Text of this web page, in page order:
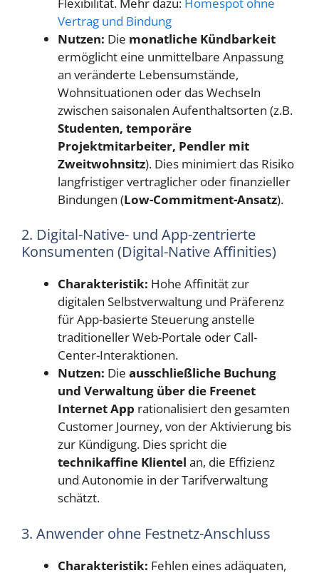
Vertrag und Bindung
Nutzen: Die monatliche Kündbarkeit
ermöglicht eine unmittelbare Anpassung
an veränderte Lebensumstände,
Wohnsituationen oder das Wechseln
zwischen saisonalen Aufenthaltsorten (z.B.
Studenten, temporäre
Projektmitarbeiter, Pendler mit
Zweitwohnsitz). Dies minimiert das Risiko
langfristiger vertraglicher oder finanzieller
Bindungen (Low-Commitment-Ansatz).
2. Digital-Native- und App-zentrierte
Konsumenten (Digital-Native Affinities)
Charakteristik: Hohe Affinität zur
digitalen Selbstverwaltung und Präferenz
für App-basierte Steuerung anstelle
traditioneller Web-Portale oder Call-
Center-Interaktionen.
Nutzen: Die ausschließliche Buchung
und Verwaltung über die Freenet
Internet App rationalisiert den gesamten
Customer Journey, von der Aktivierung bis
zur Kündigung. Dies spricht die
technikaffine Klientel an, die Effizienz
und Autonomie in der Tarifverwaltung
schätzt.
3. Anwender ohne Festnetz-Anschluss
Charakteristik: Fehlen eines adäquaten,